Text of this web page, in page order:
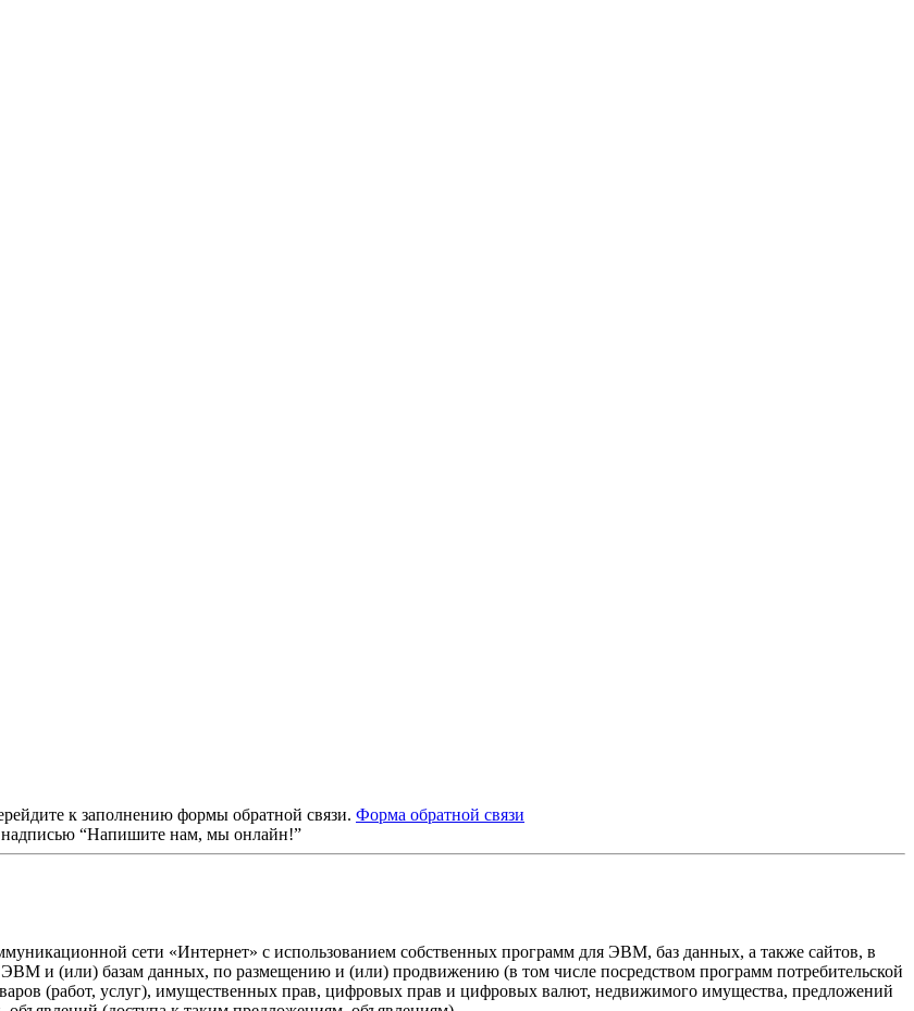
к заполнению формы обратной связи. Форма обратной связи
надписью “Напишите нам, мы онлайн!”
сети «Интернет» с использованием собственных программ для ЭВМ, баз данных, а также сайтов, в
ЭВМ и (или) базам данных, по размещению и (или) продвижению (в том числе посредством программ потребительской
(работ, услуг), имущественных прав, цифровых прав и цифровых валют, недвижимого имущества, предложений